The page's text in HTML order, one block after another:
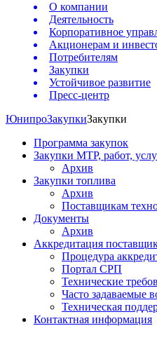
О компании
Деятельность
Корпоративное
Акционерам и
Потребителям
Закупки
Устойчивое развитие
Пресс-центр
ЮнипроЗакупкиЗакупки
Программа закупок
Закупки МТР, работ,
Архив
Закупки топлива
Архив
Поставщикам
Документы
Архив
Аккредитация
Процедура
Портал СРП
Технические
Часто задаваемые
Техническая
Контактная информация